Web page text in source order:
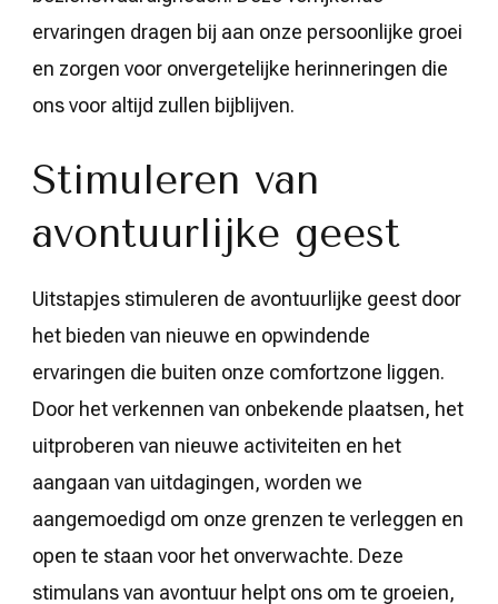
ervaringen dragen bij aan onze persoonlijke groei
en zorgen voor onvergetelijke herinneringen die
ons voor altijd zullen bijblijven.
Stimuleren van
avontuurlijke geest
Uitstapjes stimuleren de avontuurlijke geest door
het bieden van nieuwe en opwindende
ervaringen die buiten onze comfortzone liggen.
Door het verkennen van onbekende plaatsen, het
uitproberen van nieuwe activiteiten en het
aangaan van uitdagingen, worden we
aangemoedigd om onze grenzen te verleggen en
open te staan voor het onverwachte. Deze
stimulans van avontuur helpt ons om te groeien,